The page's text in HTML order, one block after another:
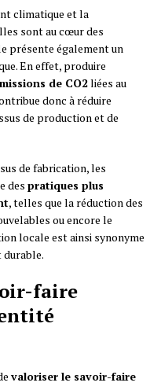
climatique et la
sont au cœur des
présente également un
En effet, produire
de CO2liées au
donc à réduire
de production et de
de fabrication, les
des pratiques plus
, telles que la réduction des
ou encore le
locale est ainsi synonyme
durable.
faire
valoriser le savoir-faire